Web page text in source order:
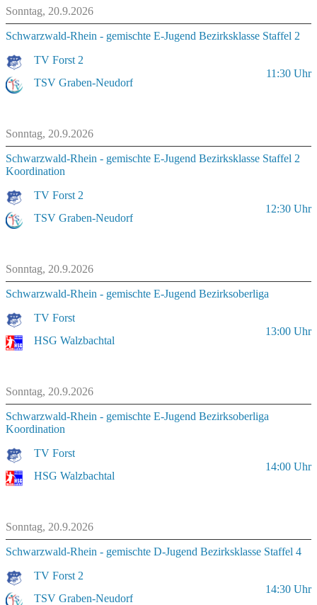
Sonntag, 20.9.2026
Schwarzwald-Rhein - gemischte E-Jugend Bezirksklasse Staffel 2
TV Forst 2
TSV Graben-Neudorf
11:30 Uhr
Sonntag, 20.9.2026
Schwarzwald-Rhein - gemischte E-Jugend Bezirksklasse Staffel 2
Koordination
TV Forst 2
TSV Graben-Neudorf
12:30 Uhr
Sonntag, 20.9.2026
Schwarzwald-Rhein - gemischte E-Jugend Bezirksoberliga
TV Forst
HSG Walzbachtal
13:00 Uhr
Sonntag, 20.9.2026
Schwarzwald-Rhein - gemischte E-Jugend Bezirksoberliga
Koordination
TV Forst
HSG Walzbachtal
14:00 Uhr
Sonntag, 20.9.2026
Schwarzwald-Rhein - gemischte D-Jugend Bezirksklasse Staffel 4
TV Forst 2
TSV Graben-Neudorf
14:30 Uhr